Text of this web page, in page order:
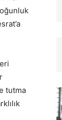
tutma